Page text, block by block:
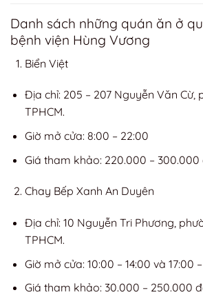
Danh sách những quán ăn ở
bệnh viện Hùng Vương
Biển Việt
Địa chỉ: 205 – 207 Nguyễn Văn Cừ,
TPHCM.
Giờ mở cửa: 8:00 – 22:00
Giá tham khảo: 220.000 – 300.000
Chay Bếp Xanh An Duyên
Địa chỉ: 10 Nguyễn Tri Phương,
TPHCM.
Giờ mở cửa: 10:00 – 14:00 và 17:00 –
Giá tham khảo: 30.000 – 250.000